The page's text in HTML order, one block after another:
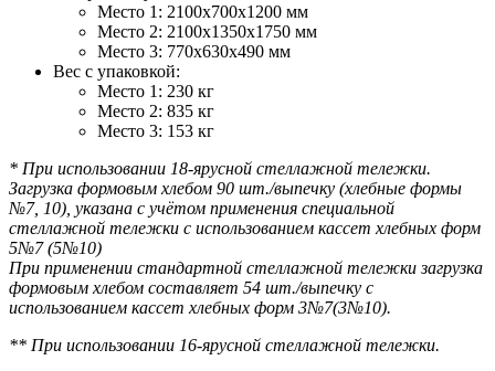
Место 1: 2100х700х1200 мм
Место 2: 2100х1350х1750 мм
Место 3: 770х630х490 мм
Вес с упаковкой:
Место 1: 230 кг
Место 2: 835 кг
Место 3: 153 кг
* При использовании 18-ярусной стеллажной тележки.
Загрузка формовым хлебом 90 шт./выпечку (хлебные формы
№7, 10), указана с учётом применения специальной
стеллажной тележки с использованием кассет хлебных форм
5№7 (5№10)
При применении стандартной стеллажной тележки загрузка
формовым хлебом составляет 54 шт./выпечку с
использованием кассет хлебных форм 3№7(3№10).
** При использовании 16-ярусной стеллажной тележки.